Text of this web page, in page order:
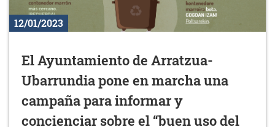
12/01/2023
El Ayuntamiento de Arratzua-
Ubarrundia pone en marcha una
campaña para informar y
concienciar sobre el “buen uso del